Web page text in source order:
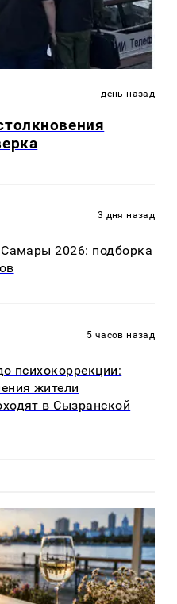
день назад
3 дня назад
2026: подборка
5 часов назад
психокоррекции:
жители
в Сызранской